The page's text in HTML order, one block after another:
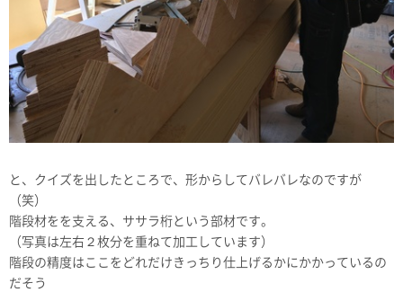
と、クイズを出したところで、形からしてバレバレなのですが
（笑）
階段材をを支える、ササラ桁という部材です。
（写真は左右２枚分を重ねて加工しています）
階段の精度はここをどれだけきっちり仕上げるかにかかっているの
だそう